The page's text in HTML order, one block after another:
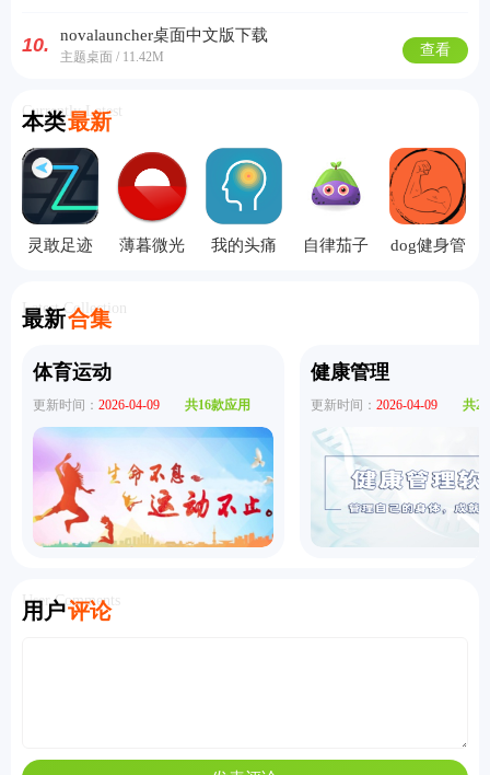
10. novalauncher桌面中文版下载
主题桌面 / 11.42M 查看
本类最新
Currently Latest
灵敢足迹
薄暮微光
我的头痛
自律茄子
dog健身管
最新合集
Latest Collection
体育运动
更新时间： 2026-04-09 共16款应用
健康管理
更新时间： 2026-04-09 共
用户评论
User Comments